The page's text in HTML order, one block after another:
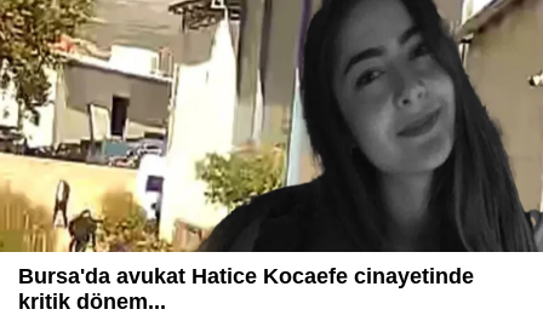
Bursa'da avukat Hatice Kocaefe cinayetinde
kritik dönem...